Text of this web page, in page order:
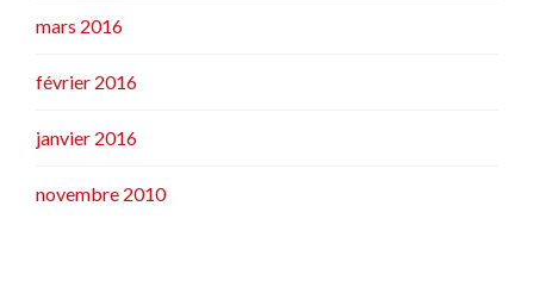
mars 2016
février 2016
janvier 2016
novembre 2010